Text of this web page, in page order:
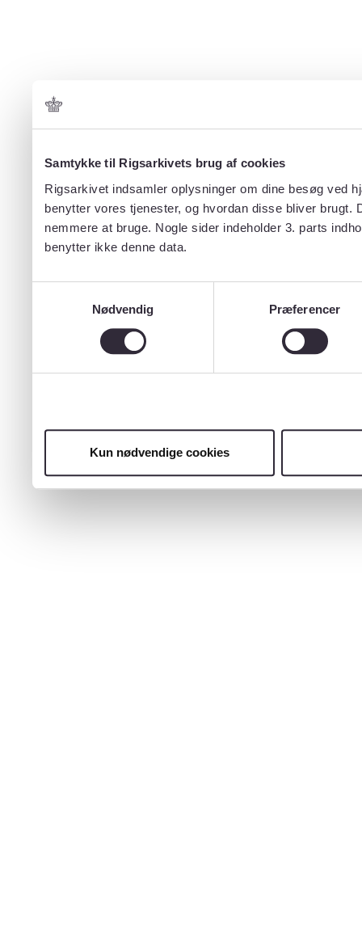
Samtykke til Rigsarkivets brug af cookies
Rigsarkivet indsamler oplysninger om dine besøg ved
benytter vores tjenester, og hvordan disse bliver
nemmere at bruge. Nogle sider indeholder 3. parts
benytter ikke denne data.
Nødvendig
Præferencer
Kun nødvendige cookies